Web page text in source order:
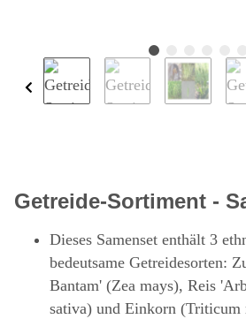
Getreide-Sortiment -
Dieses Samenset enthält 3
bedeutsame Getreidesorten:
Bantam' (Zea mays), Reis
sativa) und Einkorn (Triticum